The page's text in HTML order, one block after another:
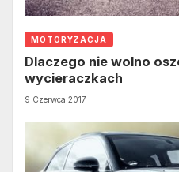
MOTORYZACJA
Dlaczego nie wolno
wycieraczkach
9 Czerwca 2017